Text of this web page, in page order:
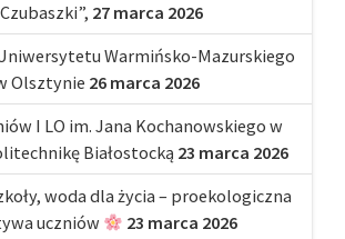
27 marca 2026
Warmińsko-Mazurskiego
Olsztynie 26 marca 2026
I LO im. Jana Kochanowskiego w
Białostocką 23 marca 2026
woda dla życia – proekologiczna
uczniów
23 marca 2026